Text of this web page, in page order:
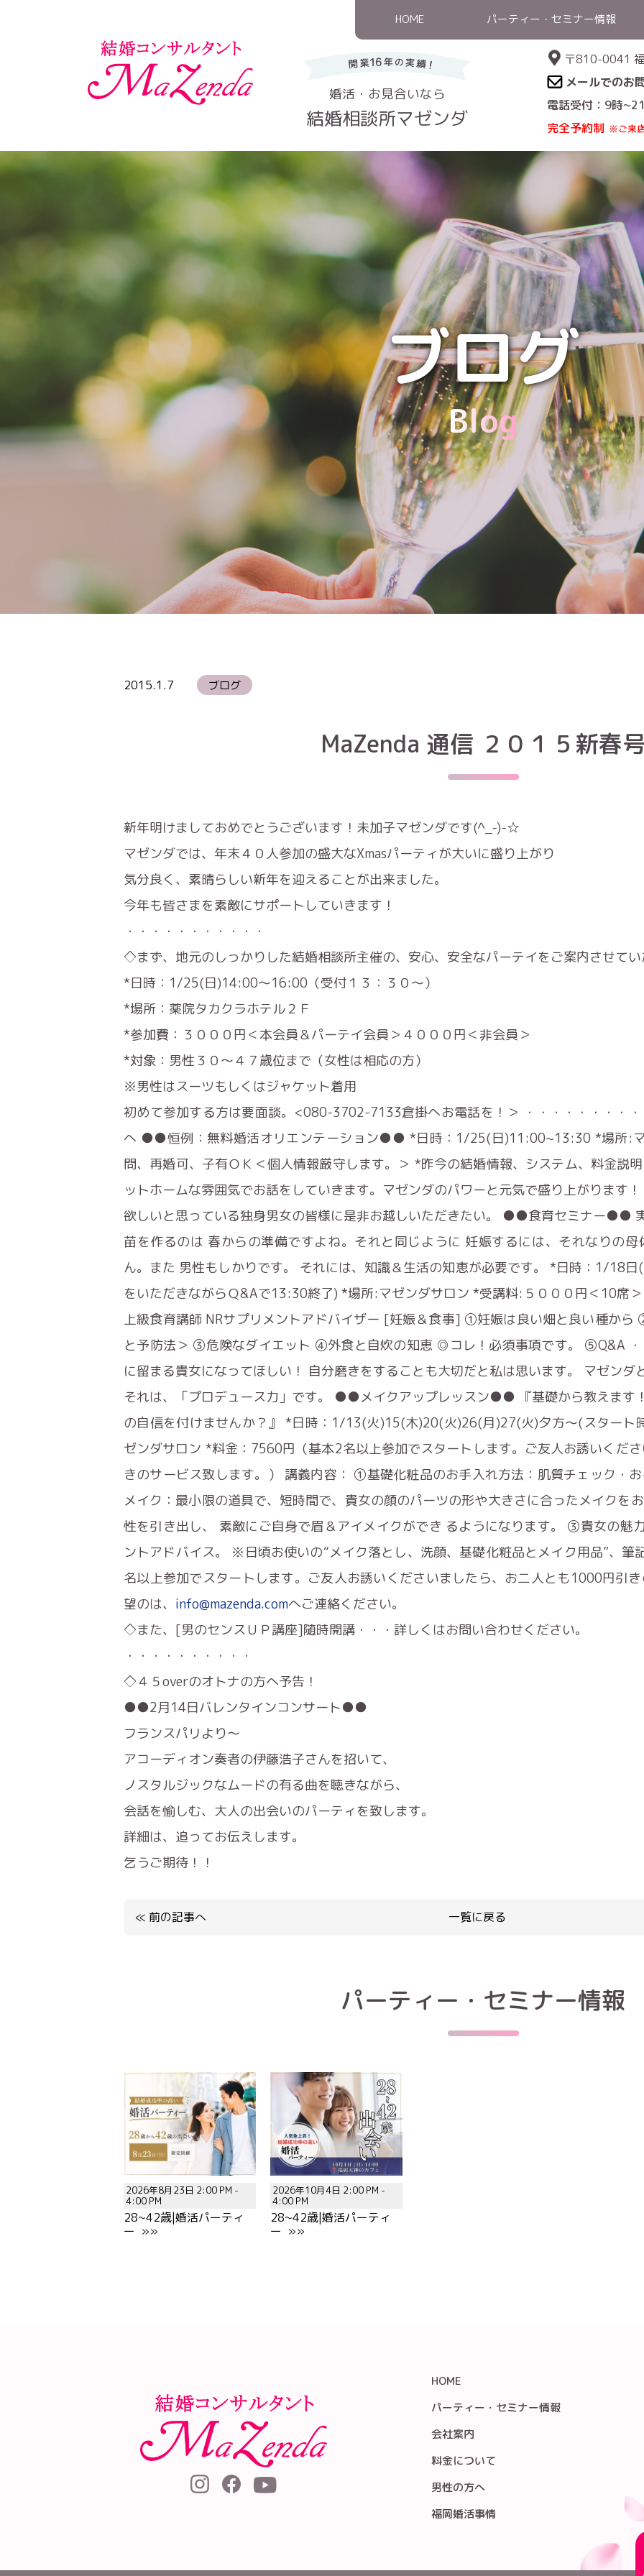
HOME パーティー・セミナー情報
婚活・お見合いなら
結婚相談所マゼンダ
〒810-0041
メールでのお
電話受付：9時
完全予約制 ※ご来
ブログ
Blog
2015.1.7 ブログ
MaZenda 通信 ２０１５新春
新年明けましておめでとうございます！未加子マゼンダです(^_-)-☆
マゼンダでは、年末４０人参加の盛大なXmasパーティが大いに盛り上がり
気分良く、素晴らしい新年を迎えることが出来ました。
今年も皆さまを素敵にサポートしていきます！
・・・・・・・・・・・
◇まず、地元のしっかりした結婚相談所主催の、安心、安全なパーテイをご案内させてい
*日時：1/25(日)14:00～16:00（受付１３：３０～）
*場所：薬院タカクラホテル２Ｆ
*参加費：３０００円＜本会員＆パーテイ会員＞４０００円＜非会員＞
*対象：男性３０～４７歳位まで（女性は相応の方）
※男性はスーツもしくはジャケット着用
初めて参加する方は要面談。<080-3702-7133倉掛へお電話を！＞ ・・・・・・・・
へ ●●恒例：無料婚活オリエンテーション●● *日時：1/25(日)11:00~13:30 *場所:マ
問、再婚可、子有ＯＫ＜個人情報厳守します。＞ *昨今の結婚情報、システム、料金説
ットホームな雰囲気でお話をしていきます。マゼンダのパワーと元気で盛り上がります
欲しいと思っている独身男女の皆様に是非お越しいただきたい。 ●●食育セミナー●● 実
苗を作るのは 春からの準備ですよね。それと同じように 妊娠するには、それなりの
ん。また 男性もしかりです。 それには、知識＆生活の知恵が必要です。 *日時：1/18
をいただきながらＱ&Aで13:30終了) *場所:マゼンダサロン *受講料:５０００円＜10席
上級食育講師 NRサプリメントアドバイザー [妊娠＆食事] ①妊娠は良い畑と良い種か
と予防法＞ ③危険なダイエット ④外食と自炊の知恵 ◎コレ！必須事項です。 ⑤Q&A
に留まる貴女になってほしい！ 自分磨きをすることも大切だと私は思います。 マゼンダ
それは、「プロデュース力」です。 ●●メイクアップレッスン●● 『基礎から教えます
の自信を付けませんか？』 *日時：1/13(火)15(木)20(火)26(月)27(火)夕方～(スタート
ゼンダサロン *料金：7560円（基本2名以上参加でスタートします。ご友人お誘いくだ
きのサービス致します。） 講義内容： ①基礎化粧品のお手入れ方法：肌質チェック・
メイク：最小限の道具で、短時間で、貴女の顔のパーツの形や大きさに合ったメイクを
性を引き出し、 素敵にご自身で眉＆アイメイクができ るようになります。 ③貴女の魅
ントアドバイス。 ※日頃お使いの“メイク落とし、洗顔、基礎化粧品とメイク用品”、
名以上参加でスタートします。ご友人お誘いくださいましたら、お二人とも1000円引
望のは、 info@mazenda.comへご連絡ください。
◇また、[男のセンスＵＰ講座]随時開講・・・詳しくはお問い合わせください。
・・・・・・・・・・
◇４５overのオトナの方へ予告！
●●2月14日バレンタインコンサート●●
フランスパリより～
アコーディオン奏者の伊藤浩子さんを招いて、
ノスタルジックなムードの有る曲を聴きながら、
会話を愉しむ、大人の出会いのパーティを致します。
詳細は、追ってお伝えします。
乞うご期待！！
≪ 前の記事へ 一覧に戻る
パーティー・セミナー情報
2026年8月23日 2:00 PM -
4:00 PM
28~42歳|婚活パーティ
ー »»
2026年10月4日 2:00 PM -
4:00 PM
28~42歳|婚活パーティ
ー »»
HOME
パーティー・セミナー情報
会社案内
料金について
男性の方へ
福岡婚活事情